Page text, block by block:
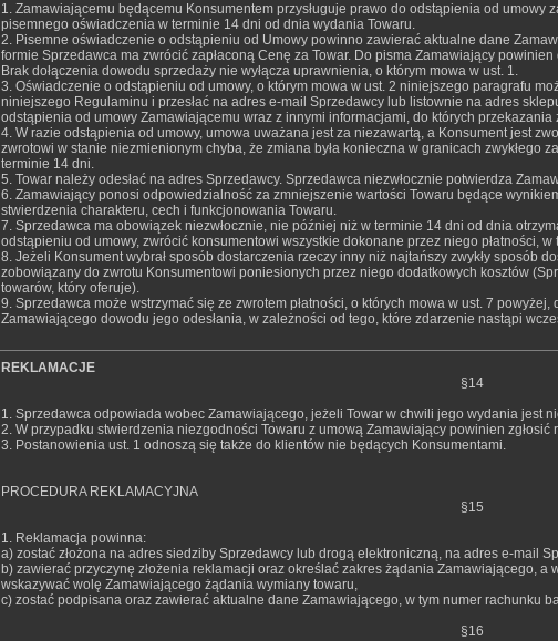
1. Zamawiającemu będącemu Konsumentem przysługuje prawo do odstąpienia od umowy
pisemnego oświadczenia w terminie 14 dni od dnia wydania Towaru.
2. Pisemne oświadczenie o odstąpieniu od Umowy powinno zawierać aktualne dane
formie Sprzedawca ma zwrócić zapłaconą Cenę za Towar. Do pisma Zamawiający
Brak dołączenia dowodu sprzedaży nie wyłącza uprawnienia, o którym mowa w ust. 1.
3. Oświadczenie o odstąpieniu od umowy, o którym mowa w ust. 2 niniejszego paragrafu
niniejszego Regulaminu i przesłać na adres e-mail Sprzedawcy lub listownie na adres
odstąpienia od umowy Zamawiającemu wraz z innymi informacjami, do których
4. W razie odstąpienia od umowy, umowa uważana jest za niezawartą, a Konsument jest
zwrotowi w stanie niezmienionym chyba, że zmiana była konieczna w granicach zwykłego
terminie 14 dni.
5. Towar należy odesłać na adres Sprzedawcy. Sprzedawca niezwłocznie potwierdza
6. Zamawiający ponosi odpowiedzialność za zmniejszenie wartości Towaru będące
stwierdzenia charakteru, cech i funkcjonowania Towaru.
7. Sprzedawca ma obowiązek niezwłocznie, nie później niż w terminie 14 dni od dnia
odstąpieniu od umowy, zwrócić konsumentowi wszystkie dokonane przez niego płatności,
8. Jeżeli Konsument wybrał sposób dostarczenia rzeczy inny niż najtańszy zwykły sposób
zobowiązany do zwrotu Konsumentowi poniesionych przez niego dodatkowych kosztów
towarów, który oferuje).
9. Sprzedawca może wstrzymać się ze zwrotem płatności, o których mowa w ust. 7
Zamawiającego dowodu jego odesłania, w zależności od tego, które zdarzenie nastąpi
REKLAMACJE
§14
1. Sprzedawca odpowiada wobec Zamawiającego, jeżeli Towar w chwili jego wydania jest
2. W przypadku stwierdzenia niezgodności Towaru z umową Zamawiający powinien zgłosić
3. Postanowienia ust. 1 odnoszą się także do klientów nie będących Konsumentami.
PROCEDURA REKLAMACYJNA
§15
1. Reklamacja powinna:
a) zostać złożona na adres siedziby Sprzedawcy lub drogą elektroniczną, na adres e-mail
b) zawierać przyczynę złożenia reklamacji oraz określać zakres żądania Zamawiającego,
wskazywać wolę Zamawiającego żądania wymiany towaru,
c) zostać podpisana oraz zawierać aktualne dane Zamawiającego, w tym numer rachunku
§16